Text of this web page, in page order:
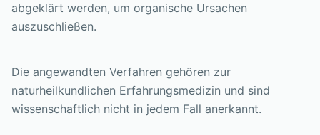
abgeklärt werden, um organische Ursachen
auszuschließen.
Die angewandten Verfahren gehören zur
naturheilkundlichen Erfahrungsmedizin und sind
wissenschaftlich nicht in jedem Fall anerkannt.